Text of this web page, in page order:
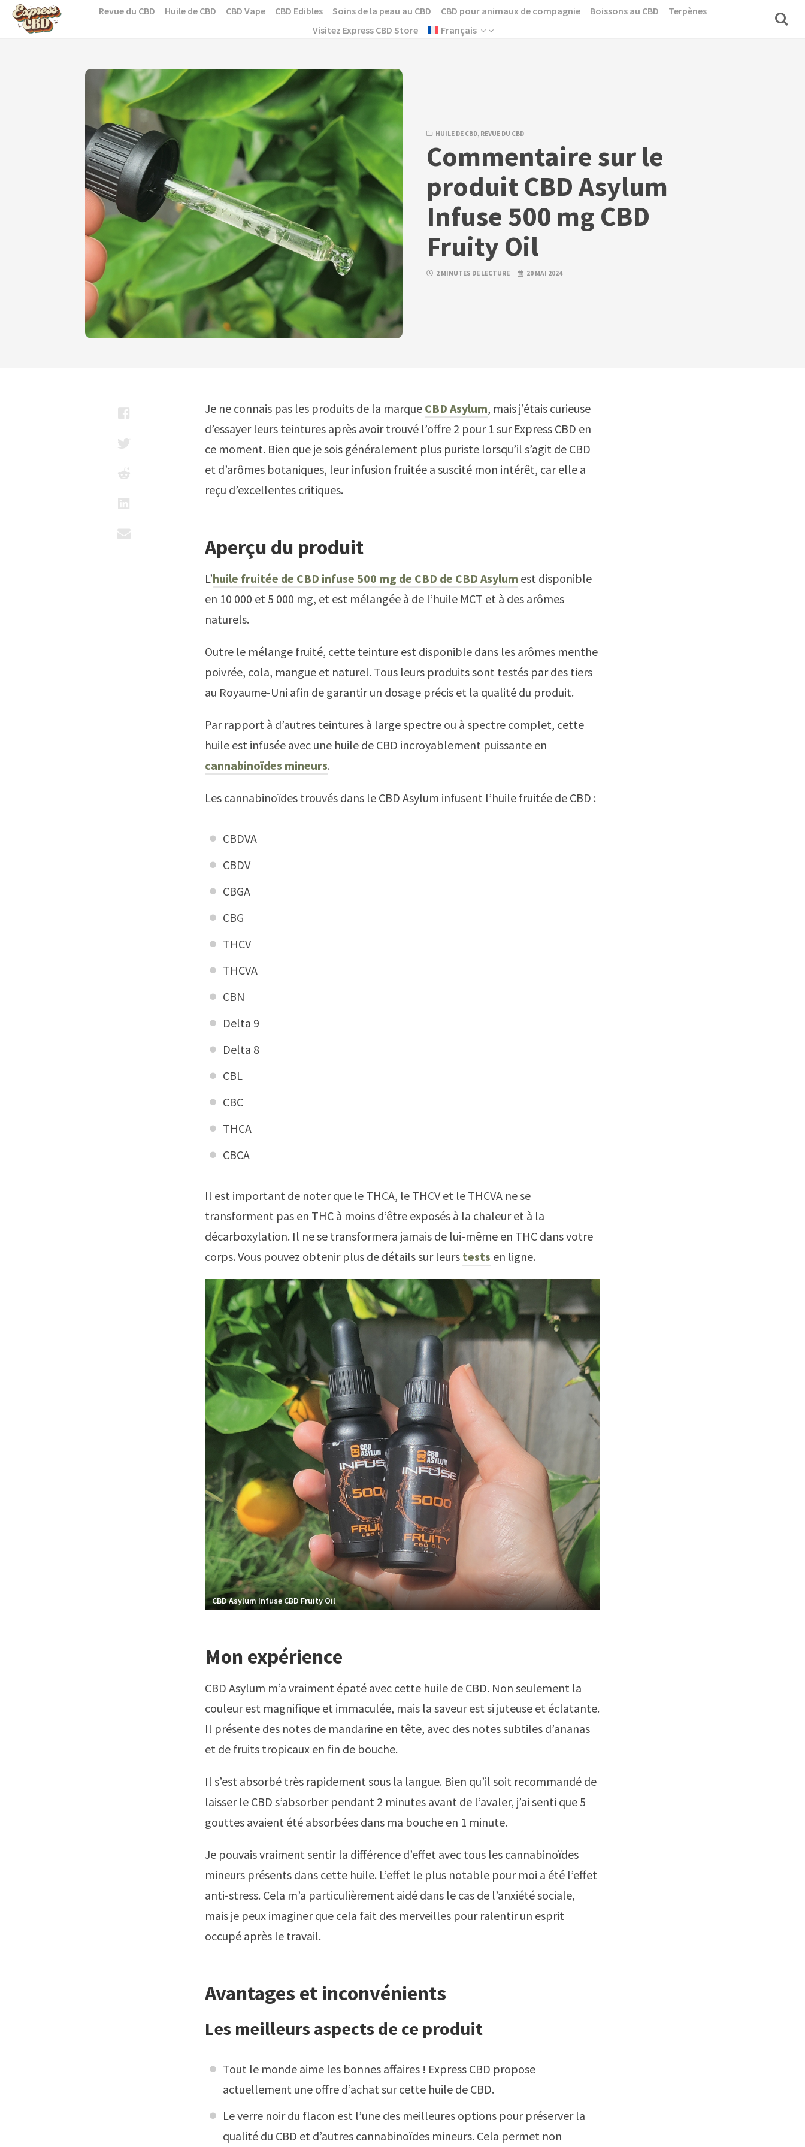
Skip
Revue du CBD Huile de CBD CBD Vape CBD Edibles Soins de la peau au CBD CBD pour animaux de compagnie Boissons au CBD
Terpènes
Visitez Express CBD Store
Français
HUILE DE CBD, REVUE DU CBD
Commentaire sur le
produit CBD Asylum
Infuse 500 mg CBD
Fruity Oil
2 MINUTES DE LECTURE 20 MAI 2024
Je ne connais pas les produits de la marque CBD Asylum, mais j’étais curieuse
d’essayer leurs teintures après avoir trouvé l’offre 2 pour 1 sur Express CBD en
ce moment. Bien que je sois généralement plus puriste lorsqu’il s’agit de CBD
et d’arômes botaniques, leur infusion fruitée a suscité mon intérêt, car elle a
reçu d’excellentes critiques.
Aperçu du produit
L’huile fruitée de CBD infuse 500 mg de CBD de CBD Asylum est disponible
en 10 000 et 5 000 mg, et est mélangée à de l’huile MCT et à des arômes
naturels.
Outre le mélange fruité, cette teinture est disponible dans les arômes menthe
poivrée, cola, mangue et naturel. Tous leurs produits sont testés par des tiers
au Royaume-Uni afin de garantir un dosage précis et la qualité du produit.
Par rapport à d’autres teintures à large spectre ou à spectre complet, cette
huile est infusée avec une huile de CBD incroyablement puissante en
cannabinoïdes mineurs.
Les cannabinoïdes trouvés dans le CBD Asylum infusent l’huile fruitée de CBD :
CBDVA
CBDV
CBGA
CBG
THCV
THCVA
CBN
Delta 9
Delta 8
CBL
CBC
THCA
CBCA
Il est important de noter que le THCA, le THCV et le THCVA ne se
transforment pas en THC à moins d’être exposés à la chaleur et à la
décarboxylation. Il ne se transformera jamais de lui-même en THC dans votre
corps. Vous pouvez obtenir plus de détails sur leurs tests en ligne.
CBD Asylum Infuse CBD Fruity Oil
Mon expérience
CBD Asylum m’a vraiment épaté avec cette huile de CBD. Non seulement la
couleur est magnifique et immaculée, mais la saveur est si juteuse et éclatante.
Il présente des notes de mandarine en tête, avec des notes subtiles d’ananas
et de fruits tropicaux en fin de bouche.
Il s’est absorbé très rapidement sous la langue. Bien qu’il soit recommandé de
laisser le CBD s’absorber pendant 2 minutes avant de l’avaler, j’ai senti que 5
gouttes avaient été absorbées dans ma bouche en 1 minute.
Je pouvais vraiment sentir la différence d’effet avec tous les cannabinoïdes
mineurs présents dans cette huile. L’effet le plus notable pour moi a été l’effet
anti-stress. Cela m’a particulièrement aidé dans le cas de l’anxiété sociale,
mais je peux imaginer que cela fait des merveilles pour ralentir un esprit
occupé après le travail.
Avantages et inconvénients
Les meilleurs aspects de ce produit
Tout le monde aime les bonnes affaires ! Express CBD propose
actuellement une offre d’achat sur cette huile de CBD.
Le verre noir du flacon est l’une des meilleures options pour préserver la
qualité du CBD et d’autres cannabinoïdes mineurs. Cela permet non